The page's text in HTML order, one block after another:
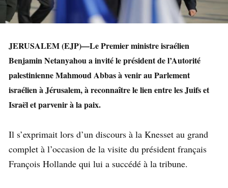
JERUSALEM (EJP)—Le Premier ministre israélien
Benjamin Netanyahou a invité le président de l’Autorité
palestinienne Mahmoud Abbas à venir au Parlement
israélien à Jérusalem, à reconnaître le lien entre les Juifs et
Israël et parvenir à la paix.
Il s’exprimait lors d’un discours à la Knesset au grand
complet à l’occasion de la visite du président français
François Hollande qui lui a succédé à la tribune.